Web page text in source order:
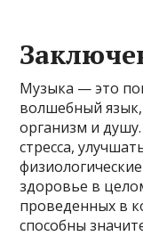
Музыка — это
волшебный
организм и
стресса,
здоровье в
проведенных в
способны